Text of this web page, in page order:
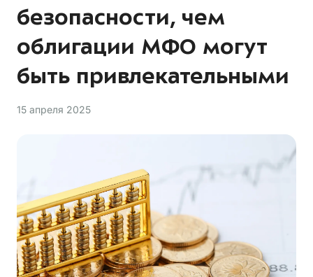
безопасности, чем
облигации МФО могут
быть привлекательными
15 апреля 2025